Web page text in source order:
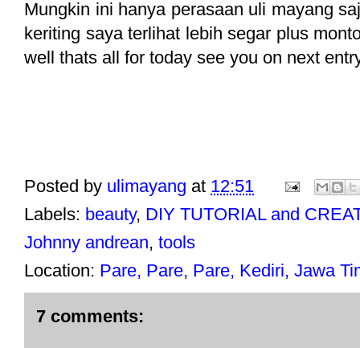
Mungkin ini hanya perasaan uli mayang
keriting saya terlihat lebih segar plus
well thats all for today see you on next
Posted by ulimayang at 12:51
Labels: beauty, DIY TUTORIAL and
Johnny andrean, tools
Location: Pare, Pare, Pare, Kediri, Jawa
7 comments: